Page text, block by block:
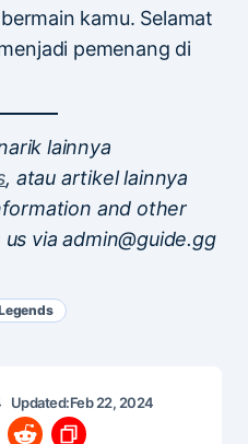
kamu. Selamat
pemenang di
lainnya
, atau artikel lainnya
and other
via admin@guide.gg
Updated:Feb 22, 2024